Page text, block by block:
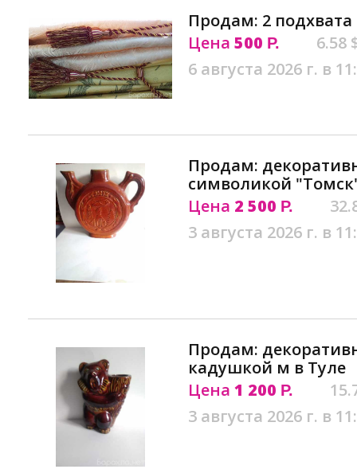
Продам: 2
Цена 500 Р.
6.58
6 августа 2026 г. в
Продам:
символикой
Цена 2 500 Р.
3 августа 2026 г. в
Продам:
кадушкой м в Туле
Цена 1 200 Р.
3 августа 2026 г. в